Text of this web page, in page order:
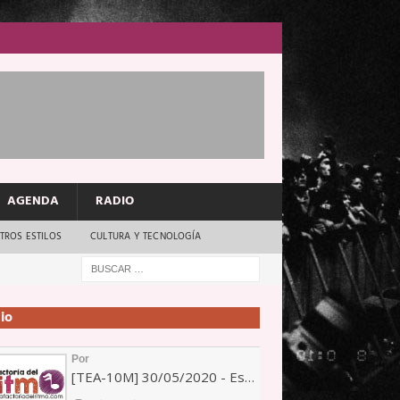
AGENDA RADIO
ESTILOS CULTURA Y TECNOLOGÍA